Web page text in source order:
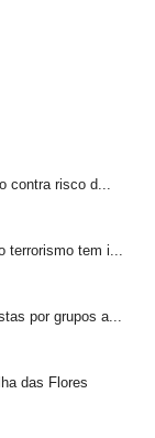
contra risco d...
terrorismo tem i...
por grupos a...
das Flores